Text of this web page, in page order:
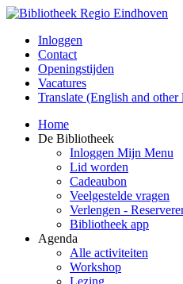
Inloggen
Contact
Openingstijden
Vacatures
Translate (English and other
Home
De Bibliotheek
Inloggen Mijn Menu
Lid worden
Cadeaubon
Veelgestelde vragen
Verlengen -
Bibliotheek app
Agenda
Alle activiteiten
Workshop
Lezing